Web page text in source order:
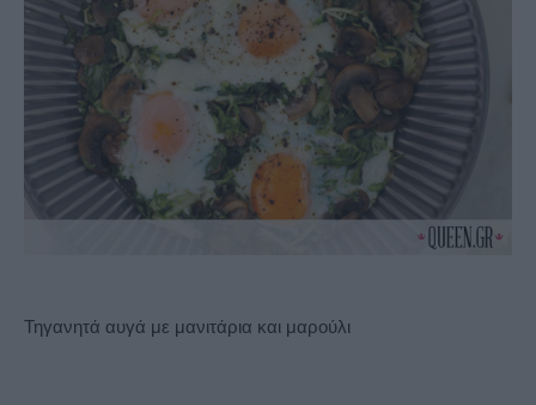
Τηγανητά αυγά με μανιτάρια και μαρούλι